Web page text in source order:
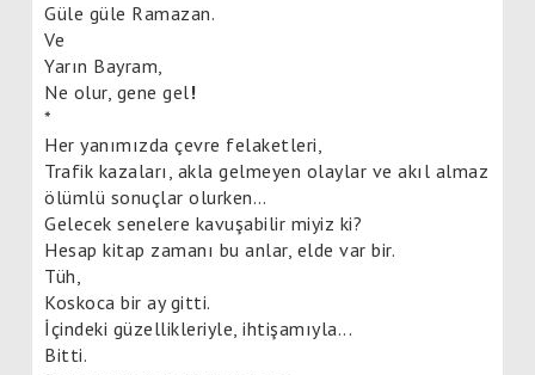
Güle güle Ramazan.
Ve
Yarın Bayram,
Ne olur, gene gel!
*
Her yanımızda çevre felaketleri,
Trafik kazaları, akla gelmeyen olaylar ve akıl almaz
ölümlü sonuçlar olurken…
Gelecek senelere kavuşabilir miyiz ki?
Hesap kitap zamanı bu anlar, elde var bir.
Tüh,
Koskoca bir ay gitti.
İçindeki güzellikleriyle, ihtişamıyla...
Bitti.